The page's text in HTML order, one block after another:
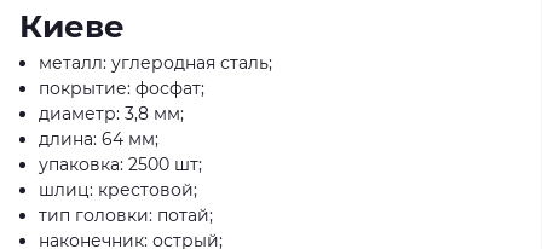
Киеве
металл: углеродная сталь;
покрытие: фосфат;
диаметр: 3,8 мм;
длина: 64 мм;
упаковка: 2500 шт;
шлиц: крестовой;
тип головки: потай;
наконечник: острый;